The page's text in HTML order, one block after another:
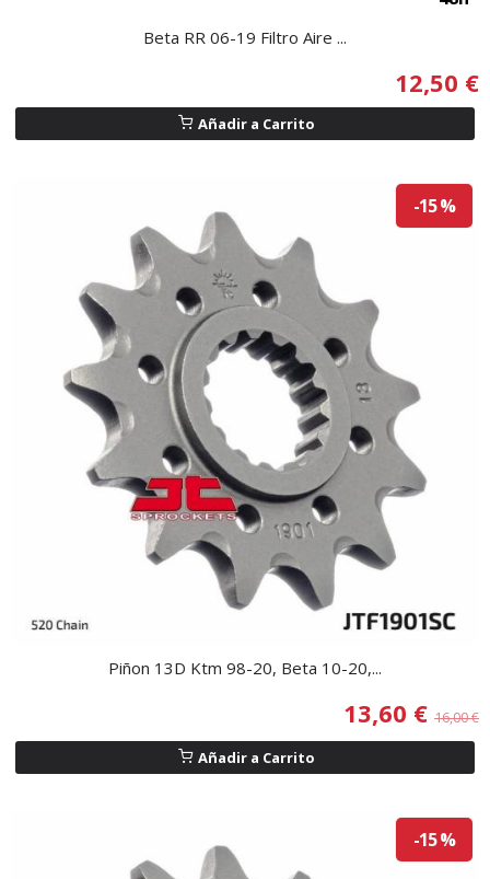
Beta RR 06-19 Filtro Aire ...
12,50 €
Añadir a Carrito
-15 %
Piñon 13D Ktm 98-20, Beta 10-20,...
13,60 € 16,00 €
Añadir a Carrito
-15 %